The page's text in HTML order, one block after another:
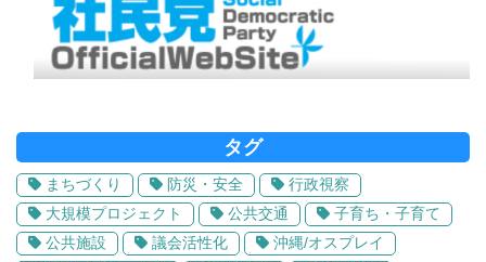
タグ
まちづくり 防災・安全
行政視察
大規模プロジェクト
公共交通
子育ち・子育て
公共施設
議会活性化
沖縄/オスプレイ